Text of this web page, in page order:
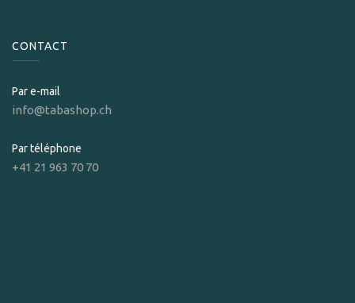
CONTACT
Par e-mail
info@tabashop.ch
Par téléphone
+41 21 963 70 70